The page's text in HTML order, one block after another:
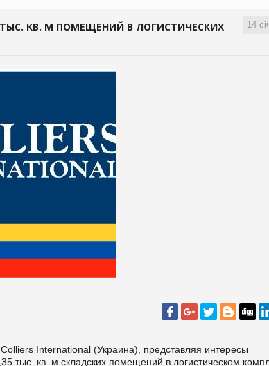
14
ТЫС. КВ. М ПОМЕЩЕНИЙ В ЛОГИСТИЧЕСКИХ
International (Украина), представляя интересы
тыс. кв. м складских помещений в логистическом